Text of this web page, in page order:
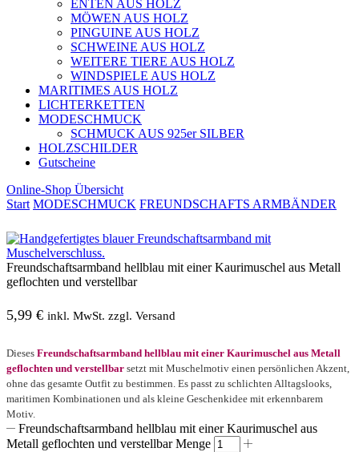
ENTEN AUS HOLZ
MÖWEN AUS HOLZ
PINGUINE AUS HOLZ
SCHWEINE AUS HOLZ
WEITERE TIERE AUS HOLZ
WINDSPIELE AUS HOLZ
MARITIMES AUS HOLZ
LICHTERKETTEN
MODESCHMUCK
SCHMUCK AUS 925er SILBER
HOLZSCHILDER
Gutscheine
Online-Shop Übersicht
Start MODESCHMUCK FREUNDSCHAFTS ARMBÄNDER
Freundschaftsarmband hellblau mit einer Kaurimuschel aus Metall
geflochten und verstellbar
5,99 € inkl. MwSt. zzgl. Versand
Dieses Freundschaftsarmband hellblau mit einer Kaurimuschel aus Metall
geflochten und verstellbar setzt mit Muschelmotiv einen persönlichen Akzent,
ohne das gesamte Outfit zu bestimmen. Es passt zu schlichten Alltagslooks,
maritimen Kombinationen und als kleine Geschenkidee mit erkennbarem
Motiv.
Freundschaftsarmband hellblau mit einer Kaurimuschel aus
Metall geflochten und verstellbar Menge